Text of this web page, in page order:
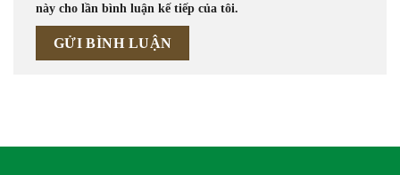
này cho lần bình luận kế tiếp của tôi.